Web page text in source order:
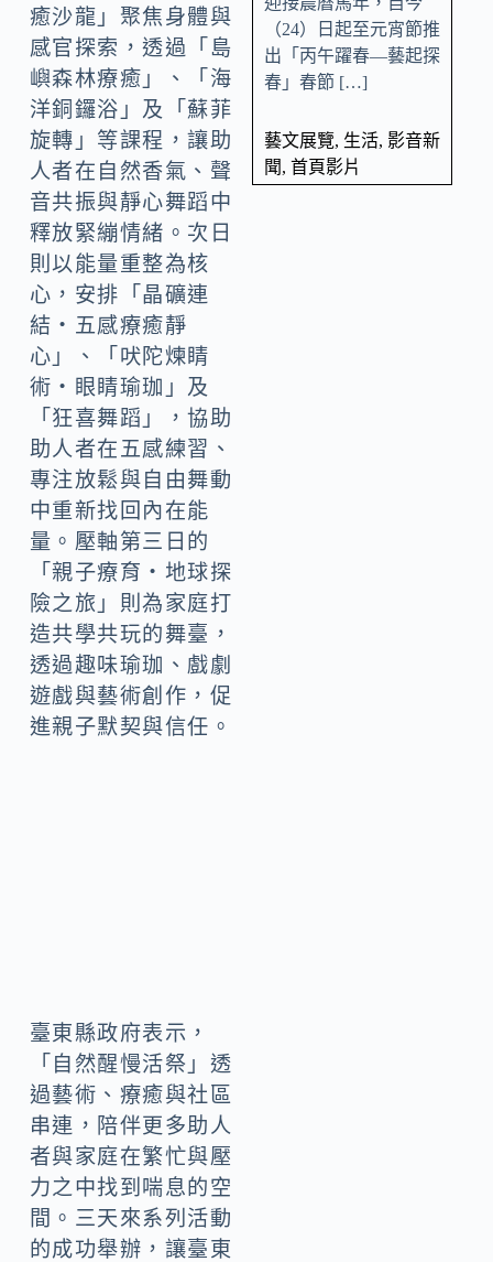
癒沙龍」聚焦身體與
感官探索，透過「島
嶼森林療癒」、「海
洋銅鑼浴」及「蘇菲
旋轉」等課程，讓助
人者在自然香氣、聲
音共振與靜心舞蹈中
釋放緊繃情緒。次日
則以能量重整為核
心，安排「晶礦連
結・五感療癒靜
心」、「吠陀煉睛
術・眼睛瑜珈」及
「狂喜舞蹈」，協助
助人者在五感練習、
專注放鬆與自由舞動
中重新找回內在能
量。壓軸第三日的
「親子療育・地球探
險之旅」則為家庭打
造共學共玩的舞臺，
透過趣味瑜珈、戲劇
遊戲與藝術創作，促
進親子默契與信任。
臺東縣政府表示，
「自然醒慢活祭」透
過藝術、療癒與社區
串連，陪伴更多助人
者與家庭在繁忙與壓
力之中找到喘息的空
間。三天來系列活動
的成功舉辦，讓臺東
（24）日起至元宵節推
出「丙午躍春—藝起探
春」春節 […]
藝文展覽, 生活, 影音新
聞, 首頁影片